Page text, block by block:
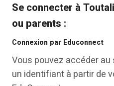
Se connecter à
ou parents :
Connexion par Educonnect
Vous pouvez accéder au
un identifiant à partir de